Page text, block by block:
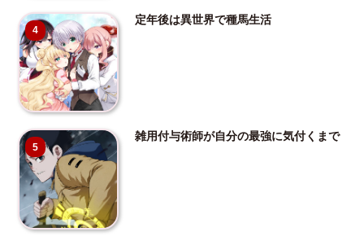
4
定年後は異世界で種馬生活
5
雑用付与術師が自分の最強に気付くまで